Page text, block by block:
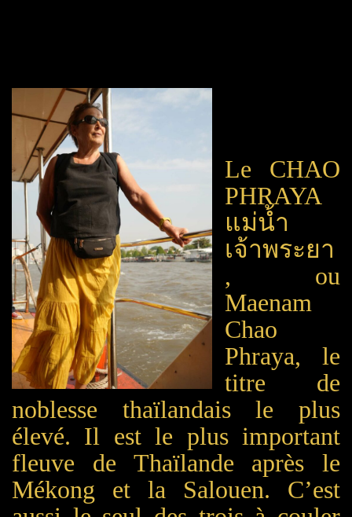
Le CHAO
PHRAYA
แม่น้ำ
เจ้าพระยา
, ou
Maenam
Chao
Phraya,
le
titre de
noblesse thaïlandais le plus
élevé. Il est le plus important
fleuve de Thaïlande après le
Mékong et la Salouen. C’est